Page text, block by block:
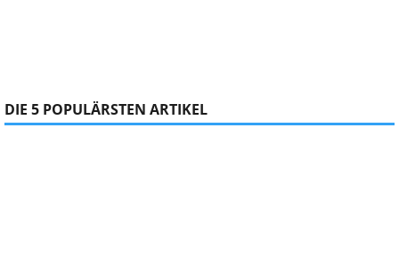
DIE 5 POPULÄRSTEN ARTIKEL